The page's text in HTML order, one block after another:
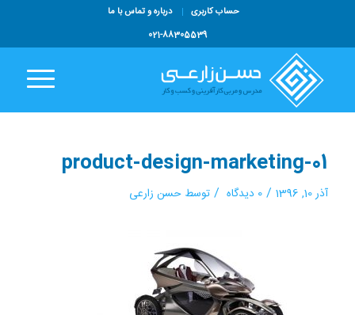
حساب کاربری
درباره و تماس با ما
021-88305539
product-design-marketing-01
آذر 10, 1396 / 0 دیدگاه / توسط حسن زارعی